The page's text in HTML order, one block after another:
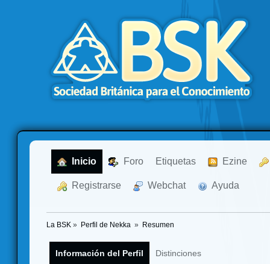
Inicio Foro Etiquetas Ezine
Registrarse Webchat Ayuda
La BSK » Perfil de Nekka » Resumen
Información del Perfil Distinciones